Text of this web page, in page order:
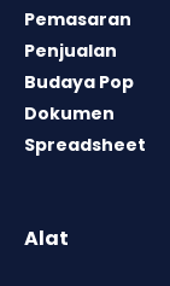
Pemasaran
Penjualan
Budaya Pop
Dokumen
Spreadsheet
Alat